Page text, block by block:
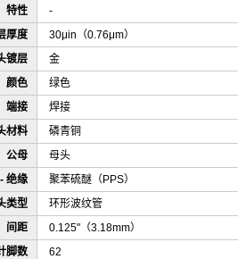
特性
-
厚度
30μin（0.76μm）
镀层
金
颜色
绿色
端接
焊接
材料
磷青铜
公母
母头
绝缘
聚苯硫醚（PPS）
类型
环形波纹管
间距
0.125"（3.18mm）
脚数
62